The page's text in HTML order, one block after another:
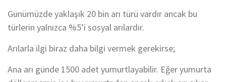
Günümüzde yaklaşık 20 bin arı türü vardır ancak bu
türlerin yalnızca %5’i sosyal arılardır.
Arılarla ilgi biraz daha bilgi vermek gerekirse;
Ana arı günde 1500 adet yumurtlayabilir. Eğer yumurta